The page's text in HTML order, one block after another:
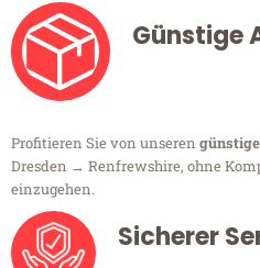
Günstige
Profitieren Sie von unseren
Dresden → Renfrewshire, ohne
einzugehen.
Sicherer